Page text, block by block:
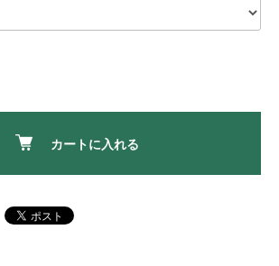
カートに入れる